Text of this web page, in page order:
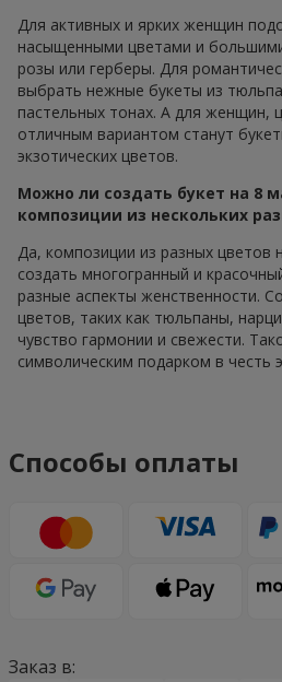
Для активных и ярких женщин
насыщенными цветами и
розы или герберы. Для
выбрать нежные букеты из
пастельных тонах. А для женщин,
отличным вариантом станут
экзотических цветов.
Можно ли создать букет на 8
композиции из нескольких
Да, композиции из разных цветов
создать многогранный и
разные аспекты женственности.
цветов, таких как тюльпаны,
чувство гармонии и свежести.
символическим подарком в честь
Способы оплаты
Заказ в: